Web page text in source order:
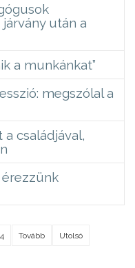
után a
a munkánkat”
megszólal a
családjával,
érezzünk
4 Tovább Utolsó